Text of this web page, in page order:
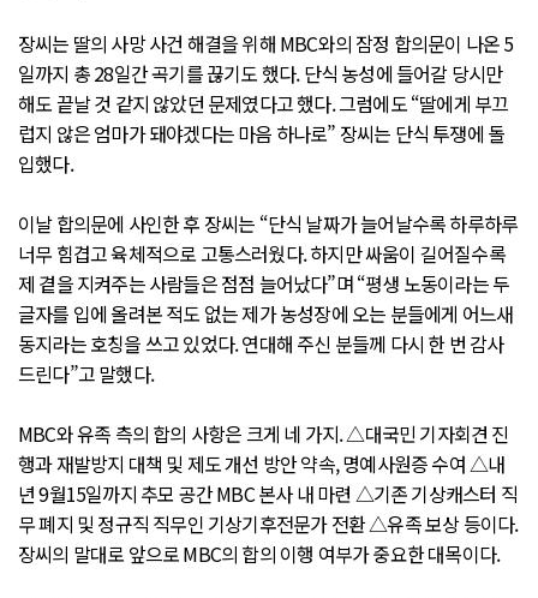
장씨는 딸의 사망 사건 해결을 위해 MBC와의 잠정 합의문이 나온 5
일까지 총 28일간 곡기를 끊기도 했다. 단식 농성에 들어갈 당시만
해도 끝날 것 같지 않았던 문제였다고 했다. 그럼에도 “딸에게 부끄
럽지 않은 엄마가 돼야겠다는 마음 하나로” 장씨는 단식 투쟁에 돌
입했다.
이날 합의문에 사인한 후 장씨는 “단식 날짜가 늘어날수록 하루하루
너무 힘겹고 육체적으로 고통스러웠다. 하지만 싸움이 길어질수록
제 곁을 지켜주는 사람들은 점점 늘어났다”며 “평생 노동이라는 두
글자를 입에 올려본 적도 없는 제가 농성장에 오는 분들에게 어느새
동지라는 호칭을 쓰고 있었다. 연대해 주신 분들께 다시 한 번 감사
드린다”고 말했다.
MBC와 유족 측의 합의 사항은 크게 네 가지. △대국민 기자회견 진
행과 재발방지 대책 및 제도 개선 방안 약속, 명예사원증 수여 △내
년 9월15일까지 추모 공간 MBC 본사 내 마련 △기존 기상캐스터 직
무 폐지 및 정규직 직무인 기상기후전문가 전환 △유족 보상 등이다.
장씨의 말대로 앞으로 MBC의 합의 이행 여부가 중요한 대목이다.